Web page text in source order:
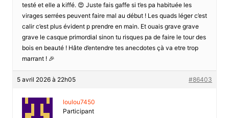
testé et elle a kiffé. 😍 Juste fais gaffe si t’es pa habituée les
virages serrées peuvent faire mal au début ! Les quads léger c’est
calir c’est plus évident p prendre en main. Et ouais grave grave
grave le casque primordial sinon tu risques pa de faire le tour des
bois en beauté ! Hâte d’entendre tes anecdotes çà va etre trop
marrant ! 🎉
5 avril 2026 à 22h05 #86403
loulou7450
Participant